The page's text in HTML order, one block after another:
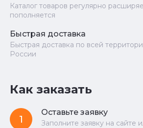
Каталог товаров регулярно
пополняется
Быстрая доставка
Быстрая доставка по всей
России
Как заказать
1
Оставьте заявку
Заполните заявку на сайте